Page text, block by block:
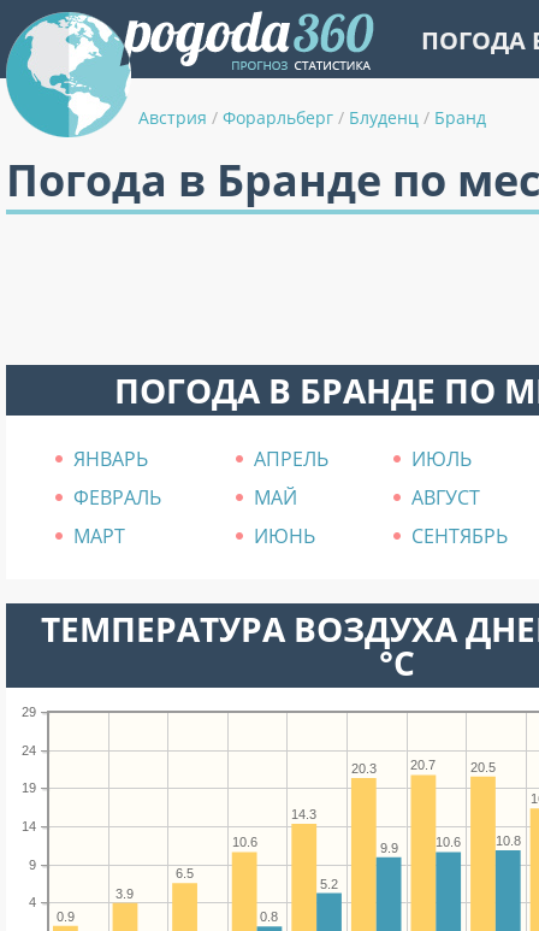
ПОГОДА
Австрия / Форарльберг / Блуденц / Бранд
Погода в Бранде по
ПОГОДА В БРАНДЕ ПО
ЯНВАРЬ АПРЕЛЬ
ИЮЛЬ
ФЕВРАЛЬ
МАЙ
АВГУСТ
МАРТ
ИЮНЬ СЕНТЯБРЬ
ТЕМПЕРАТУРА ВОЗДУХА
°C
4
9
14
19
24
29
20.5
20.7
20.3
14.3
10.6
6.5
3.9
0.9
10.8
10.6
9.9
5.2
0.8